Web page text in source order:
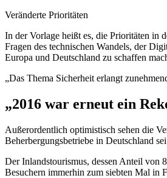
Veränderte Prioritäten
In der Vorlage heißt es, die Prioritäten in
Fragen des technischen Wandels, der
Europa und Deutschland zu schaffen
„Das Thema Sicherheit erlangt
„2016 war erneut ein
Außerordentlich optimistisch sehen die
Beherbergungsbetriebe in Deutschland
Der Inlandstourismus, dessen Anteil von
Besuchern immerhin zum siebten Mal in